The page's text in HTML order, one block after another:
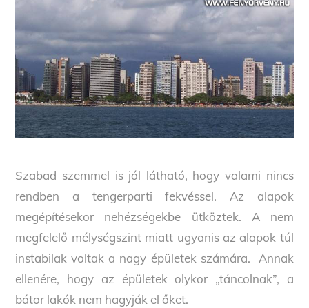
Szabad szemmel is jól látható, hogy valami nincs
rendben a tengerparti fekvéssel. Az alapok
megépítésekor nehézségekbe ütköztek. A nem
megfelelő mélységszint miatt ugyanis az alapok túl
instabilak voltak a nagy épületek számára. Annak
ellenére, hogy az épületek olykor „táncolnak”, a
bátor lakók nem hagyják el őket.